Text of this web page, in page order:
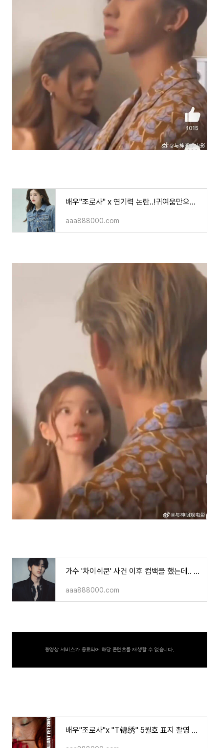
배우"조로사" x 연기력 논란..!귀여움만으로는 부족하다는 의견들이..ㄷㄷ
aaa888000.com
가수 '차이쉬쿤' 사건 이후 컴백을 했는데.. 이번엔 숨겨진 질병..?
aaa888000.com
동영상 서비스가 종료되어 해당 콘텐츠를 재생할 수 없습니다.
배우"조로사"x "T锦绣" 5월호 표지 촬영 사진&영상/"구경하다가 들켰다고요?"(기사)